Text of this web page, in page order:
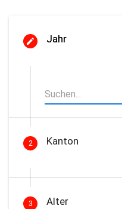
Jahr
2 Kanton
3 Alter